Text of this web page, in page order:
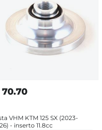
70.70
VHM KTM 125 SX (2023-
- inserto 11.8cc